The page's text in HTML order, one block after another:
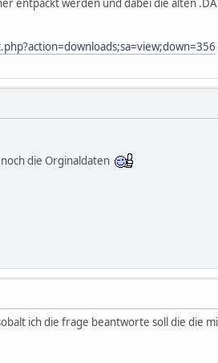
entpackt werden und dabei die alten
die Orginaldaten
ich die frage beantworte soll die die